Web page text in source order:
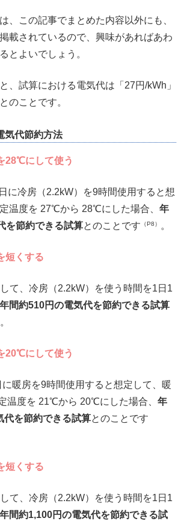
、この記事でまとめた内容以外にも、
載されているので、興味があればあわ
とよいでしょう。
、試算における電気代は「27円/kWh」
のことです。
気代節約方法
28℃にして使う
に冷房（2.2kW）を9時間使用すると想
温度を 27℃から 28℃にした場合、 年
を節約できる試算とのことです （P8） 。
短くする
て、冷房（2.2kW）を使う時間を1日1
年間約510円の電気代を節約できる試算
。
20℃にして使う
暖房を9時間使用すると想定して、暖
温度を 21℃から 20℃にした場合、 年
代を節約できる試算とのことです
短くする
て、冷房（2.2kW）を使う時間を1日1
年間約1,100円の電気代を節約できる試